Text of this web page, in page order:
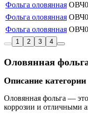
Фольга оловянная
Фольга оловянная
Фольга оловянная
1
2 3 4
Оловянная
Описание категории
Оловянная фольга —
коррозии и отличными